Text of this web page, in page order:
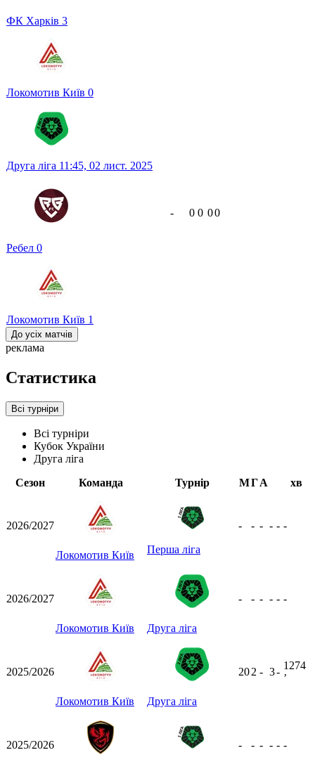
ФК Харків 3
Локомотив Київ 0
Друга ліга 11:45, 02 лист. 2025
Ребел 0
Локомотив Київ 1
- 0 0 00
До усіх матчів
реклама
Статистика
Всі турніри
Всі турніри
Кубок України
Друга ліга
Сезон
Команда Турнір МГА хв
2026/2027
Локомотив Київ Перша ліга
- - - - - -
2026/2027
Локомотив Київ Друга ліга
- - - - - -
2025/2026
Локомотив Київ Друга ліга
202 - 3-
1274
ʼ
2025/2026 - - - - - -